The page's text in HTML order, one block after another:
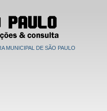
MUNICIPAL DE SÃO PAULO